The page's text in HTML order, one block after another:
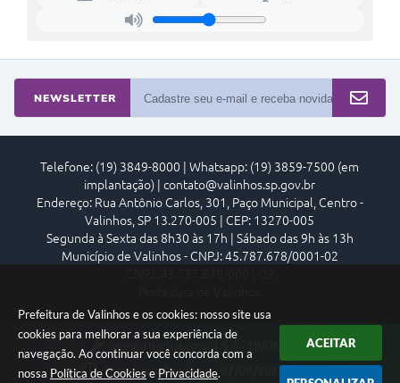
Prefeitura de Valinhos e os cookies: nosso site usa
cookies para melhorar a sua experiência de
navegação. Ao continuar você concorda com a
nossa Política de Cookies e Privacidade.
ACEITAR
NEWSLETTER
Telefone: (19) 3849-8000 | Whatsapp: (19) 3859-7500 (em
implantação) | contato@valinhos.sp.gov.br
Endereço: Rua Antônio Carlos, 301, Paço Municipal, Centro -
Valinhos, SP 13.270-005 | CEP: 13270-005
Segunda à Sexta das 8h30 às 17h | Sábado das 9h às 13h
Município de Valinhos - CNPJ: 45.787.678/0001-02
3.5.3 - 19/06/2026
Portal atualizado em:
07/08/2026 18:16